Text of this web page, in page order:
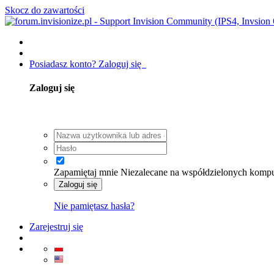
Skocz do zawartości
Posiadasz konto? Zaloguj się
Zaloguj się
Zapamiętaj mnie Niezalecane na współdzielonych
Zaloguj się
Nie pamiętasz hasła?
Zarejestruj się